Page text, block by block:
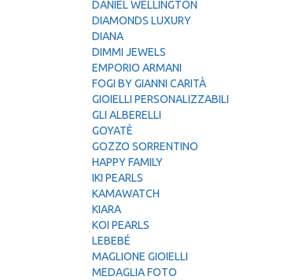
DANIEL WELLINGTON
DIAMONDS LUXURY
DIANA
DIMMI JEWELS
EMPORIO ARMANI
FOGI BY GIANNI CARITÀ
GIOIELLI PERSONALIZZABILI
GLI ALBERELLI
GOYATÈ
GOZZO SORRENTINO
HAPPY FAMILY
IKI PEARLS
KAMAWATCH
KIARA
KOI PEARLS
LEBEBÉ
MAGLIONE GIOIELLI
MEDAGLIA FOTO